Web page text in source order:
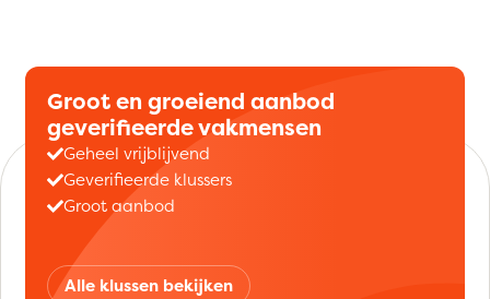
Groot en groeiend aanbod
geverifieerde vakmensen
Geheel vrijblijvend
Geverifieerde klussers
Groot aanbod
Alle klussen bekijken